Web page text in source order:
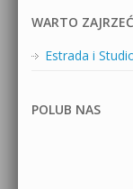
WARTO ZAJRZEĆ
Estrada i
POLUB NAS